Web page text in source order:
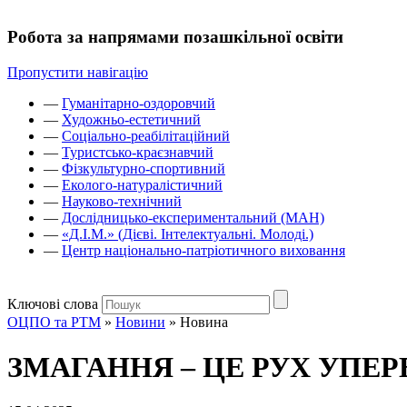
Робота за напрямами позашкільної освіти
Пропустити навігацію
— Гуманітарно-оздоровчий
— Художньо-естетичний
— Соціально-реабілітаційний
— Туристсько-краєзнавчий
— Фізкультурно-спортивний
— Еколого-натуралістичний
— Науково-технічний
— Дослідницько-експериментальний (МАН)
— «Д.І.М.» (Дієві. Інтелектуальні. Молоді.)
— Центр національно-патріотичного виховання
Ключові слова
ОЦПО та РТМ » Новини » Новина
ЗМАГАННЯ – ЦЕ РУХ